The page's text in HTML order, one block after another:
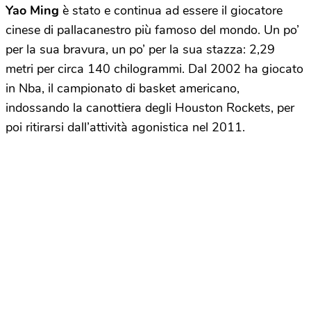
Yao Ming è stato e continua ad essere il giocatore
cinese di pallacanestro più famoso del mondo. Un po’
per la sua bravura, un po’ per la sua stazza: 2,29
metri per circa 140 chilogrammi. Dal 2002 ha giocato
in Nba, il campionato di basket americano,
indossando la canottiera degli Houston Rockets, per
poi ritirarsi dall’attività agonistica nel 2011.